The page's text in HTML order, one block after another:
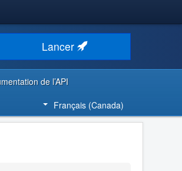
Lancer
de l’API
Français (Canada)